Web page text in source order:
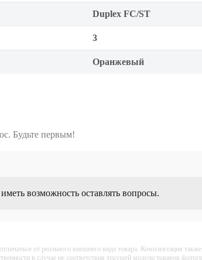
Duplex FC/ST
3
Оранжевый
Будьте первым!
возможность оставлять вопросы.
от реального внешнего вида товара. Комплектация
в случае не соответствия текущей модели товаров